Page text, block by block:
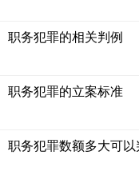
职务犯罪的相关判例
职务犯罪的立案标准
职务犯罪数额多大可以